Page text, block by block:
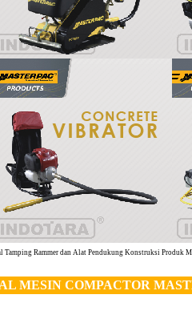
Tamping Rammer dan Alat Pendukung Konstruksi Produk
MESIN COMPACTOR